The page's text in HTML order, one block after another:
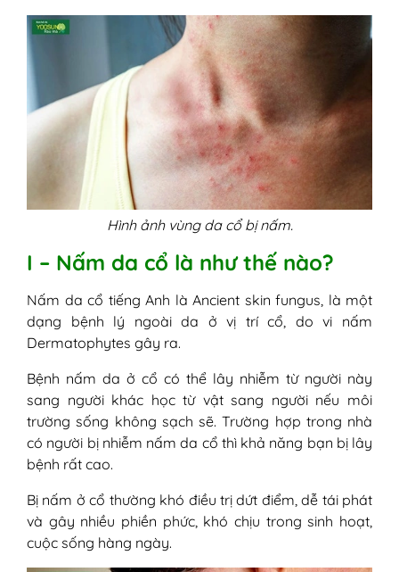
Hình ảnh vùng da cổ bị nấm.
I – Nấm da cổ là như thế nào?
Nấm da cổ tiếng Anh là Ancient skin fungus, là một
dạng bệnh lý ngoài da ở vị trí cổ, do vi nấm
Dermatophytes gây ra.
Bệnh nấm da ở cổ có thể lây nhiễm từ người này
sang người khác học từ vật sang người nếu môi
trường sống không sạch sẽ. Trường hợp trong nhà
có người bị nhiễm nấm da cổ thì khả năng bạn bị lây
bệnh rất cao.
Bị nấm ở cổ thường khó điều trị dứt điểm, dễ tái phát
và gây nhiều phiền phức, khó chịu trong sinh hoạt,
cuộc sống hàng ngày.